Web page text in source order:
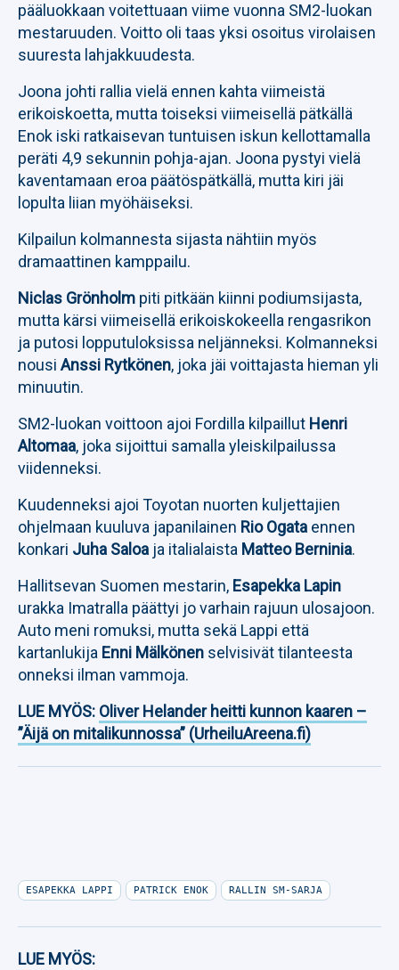
pääluokkaan voitettuaan viime vuonna SM2-luokan
mestaruuden. Voitto oli taas yksi osoitus virolaisen
suuresta lahjakkuudesta.
Joona johti rallia vielä ennen kahta viimeistä
erikoiskoetta, mutta toiseksi viimeisellä pätkällä
Enok iski ratkaisevan tuntuisen iskun kellottamalla
peräti 4,9 sekunnin pohja-ajan. Joona pystyi vielä
kaventamaan eroa päätöspätkällä, mutta kiri jäi
lopulta liian myöhäiseksi.
Kilpailun kolmannesta sijasta nähtiin myös
dramaattinen kamppailu.
Niclas Grönholm piti pitkään kiinni podiumsijasta,
mutta kärsi viimeisellä erikoiskokeella rengasrikon
ja putosi lopputuloksissa neljänneksi. Kolmanneksi
nousi Anssi Rytkönen, joka jäi voittajasta hieman yli
minuutin.
SM2-luokan voittoon ajoi Fordilla kilpaillut Henri
Altomaa, joka sijoittui samalla yleiskilpailussa
viidenneksi.
Kuudenneksi ajoi Toyotan nuorten kuljettajien
ohjelmaan kuuluva japanilainen Rio Ogata ennen
konkari Juha Saloa ja italialaista Matteo Berninia.
Hallitsevan Suomen mestarin, Esapekka Lapin
urakka Imatralla päättyi jo varhain rajuun ulosajoon.
Auto meni romuksi, mutta sekä Lappi että
kartanlukija Enni Mälkönen selvisivät tilanteesta
onneksi ilman vammoja.
LUE MYÖS: Oliver Helander heitti kunnon kaaren –
”Äijä on mitalikunnossa” (UrheiluAreena.fi)
ESAPEKKA LAPPI PATRICK ENOK RALLIN SM-SARJA
LUE MYÖS: